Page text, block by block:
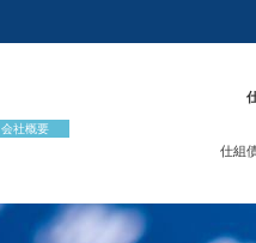
会社概要
仕組